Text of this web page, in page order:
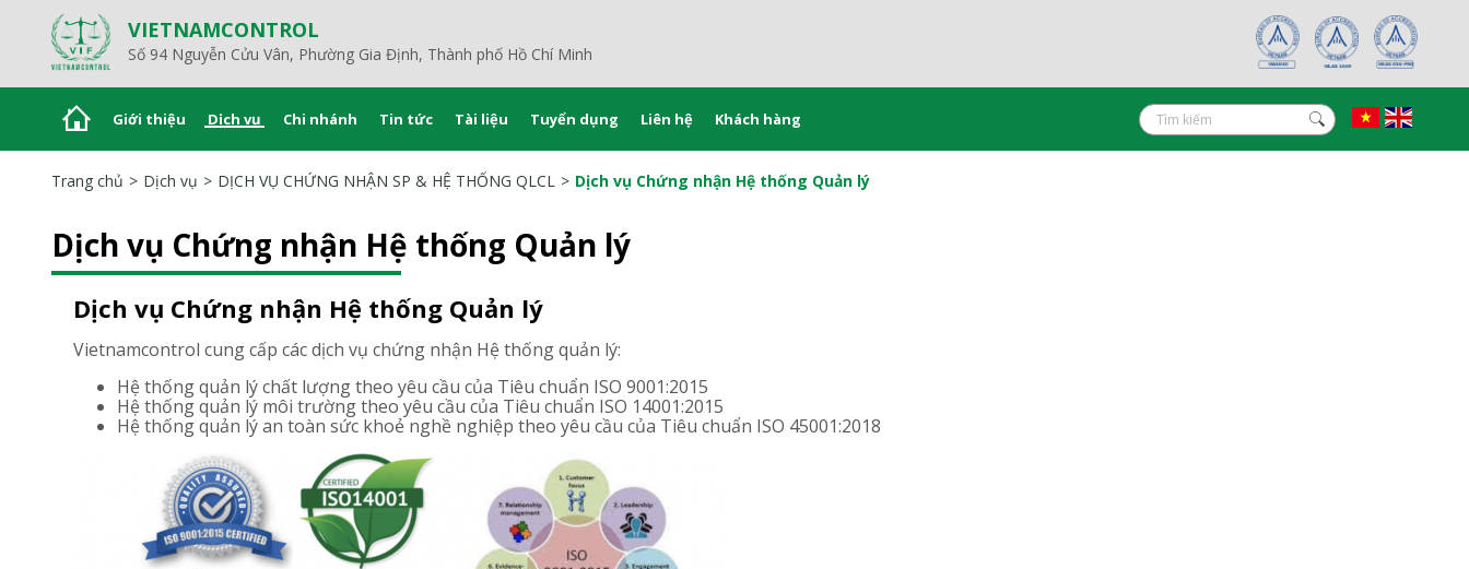
VIETNAMCONTROL
Số 94 Nguyễn Cửu Vân, Phường Gia Định, Thành phố Hồ Chí Minh
Giới thiệu Dịch vụ Chi nhánh Tin tức Tài liệu Tuyển dụng Liên hệ Khách hàng
Trang chủ Dịch vụ DỊCH VỤ CHỨNG NHẬN SP & HỆ THỐNG QLCL Dịch vụ Chứng nhận Hệ thống Quản lý
Dịch vụ Chứng nhận Hệ thống Quản lý
Dịch vụ Chứng nhận Hệ thống Quản lý
Vietnamcontrol cung cấp các dịch vụ chứng nhận Hệ thống quản lý:
Hệ thống quản lý chất lượng theo yêu cầu của Tiêu chuẩn ISO 9001:2015
Hệ thống quản lý môi trường theo yêu cầu của Tiêu chuẩn ISO 14001:2015
Hệ thống quản lý an toàn sức khoẻ nghề nghiệp theo yêu cầu của Tiêu chuẩn ISO 45001:2018